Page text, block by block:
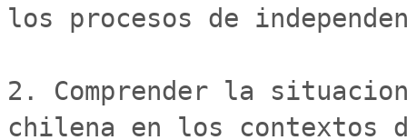
los procesos de
2. Comprender la
chilena en los contextos